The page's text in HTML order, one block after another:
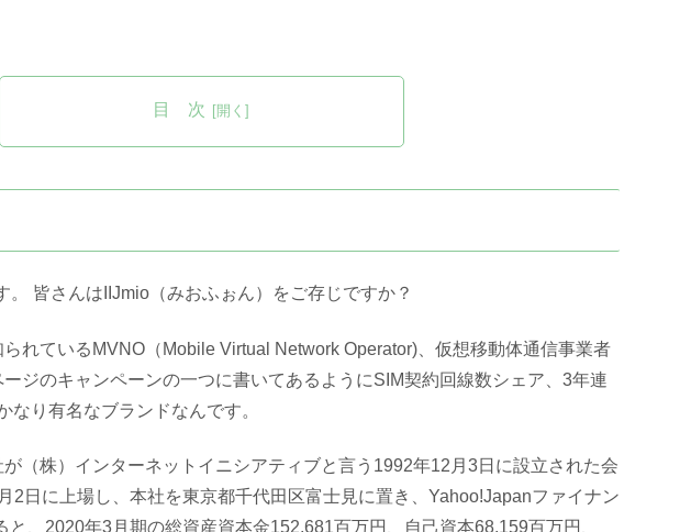
目 次
。 皆さんはIIJmio（みおふぉん）をご存じですか？
られているMVNO（Mobile Virtual Network Operator)、仮想移動体通信事業者
ジのキャンペーンの一つに書いてあるようにSIM契約回線数シェア、3年連
なり有名なブランドなんです。
が（株）インターネットイニシアティブと言う1992年12月3日に設立された会
2日に上場し、本社を東京都千代田区富士見に置き、Yahoo!Japanファイナン
と、2020年3月期の総資産資本金152,681百万円、自己資本68,159百万円、